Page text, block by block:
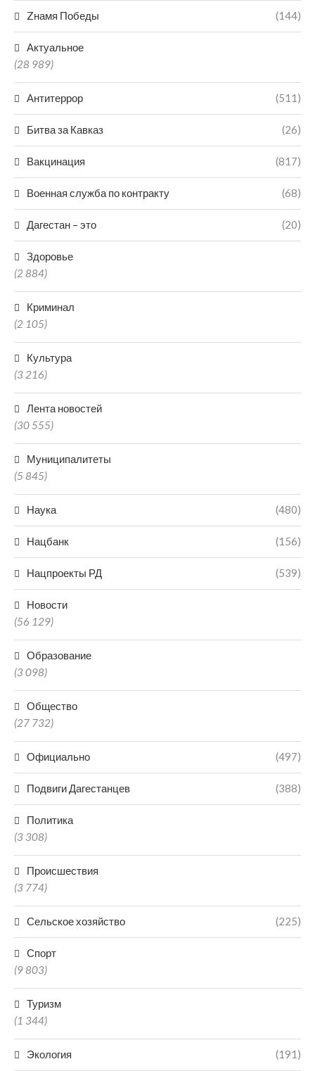
Zнамя Победы (144)
Актуальное
(28 989)
Антитеррор (511)
Битва за Кавказ (26)
Вакцинация (817)
Военная служба по контракту (68)
Дагестан – это (20)
Здоровье
(2 884)
Криминал
(2 105)
Культура
(3 216)
Лента новостей
(30 555)
Муниципалитеты
(5 845)
Наука (480)
Нацбанк (156)
Нацпроекты РД (539)
Новости
(56 129)
Образование
(3 098)
Общество
(27 732)
Официально (497)
Подвиги Дагестанцев (388)
Политика
(3 308)
Происшествия
(3 774)
Сельское хозяйство (225)
Спорт
(9 803)
Туризм
(1 344)
Экология (191)